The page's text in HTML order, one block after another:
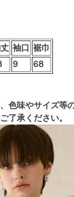
袖口 裾巾
9 68
色味やサイズ等
了承ください。